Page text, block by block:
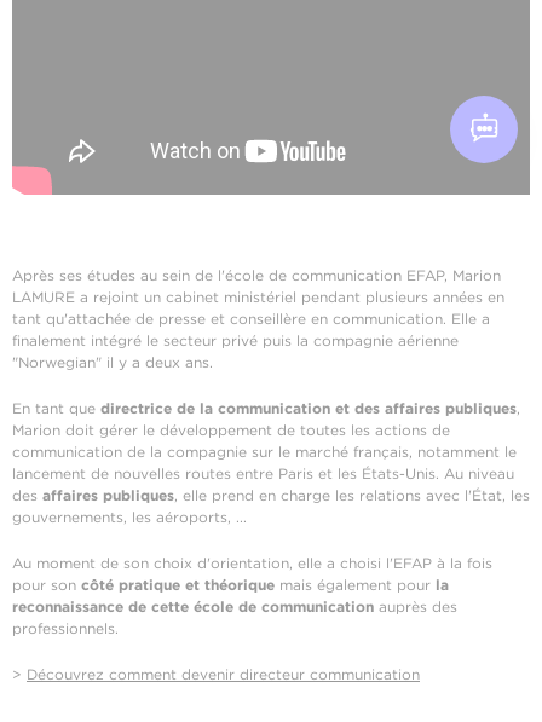
Après ses études au sein de l'école de communication EFAP, Marion
LAMURE a rejoint un cabinet ministériel pendant plusieurs années en
tant qu'attachée de presse et conseillère en communication. Elle a
finalement intégré le secteur privé puis la compagnie aérienne
"Norwegian" il y a deux ans.
En tant que directrice de la communication et des affaires publiques,
Marion doit gérer le développement de toutes les actions de
communication de la compagnie sur le marché français, notamment le
lancement de nouvelles routes entre Paris et les États-Unis. Au niveau
des affaires publiques, elle prend en charge les relations avec l'État, les
gouvernements, les aéroports, ...
Au moment de son choix d'orientation, elle a choisi l'EFAP à la fois
pour son côté pratique et théorique mais également pour la
reconnaissance de cette école de communication auprès des
professionnels.
> Découvrez comment devenir directeur communication